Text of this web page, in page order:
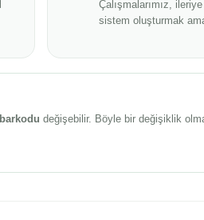
Çalışmalarımız,
sistem oluşturmak
barkodu değişebilir. Böyle bir değişiklik